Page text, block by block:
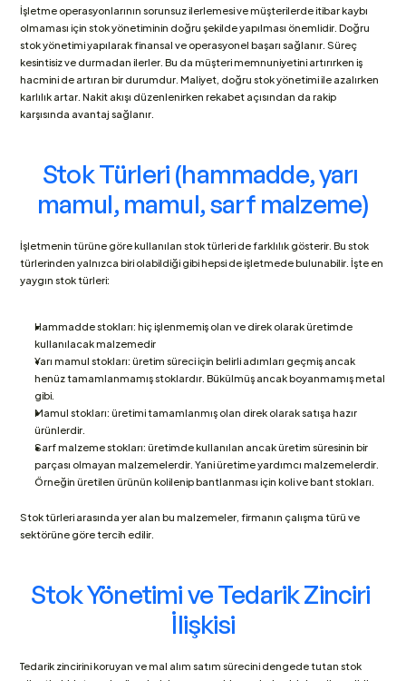
İşletme operasyonlarının sorunsuz ilerlemesi ve müşterilerde itibar kaybı
olmaması için stok yönetiminin doğru şekilde yapılması önemlidir. Doğru
stok yönetimi yapılarak finansal ve operasyonel başarı sağlanır. Süreç
kesintisiz ve durmadan ilerler. Bu da müşteri memnuniyetini artırırken iş
hacmini de artıran bir durumdur. Maliyet, doğru stok yönetimi ile azalırken
karlılık artar. Nakit akışı düzenlenirken rekabet açısından da rakip
karşısında avantaj sağlanır.
Stok Türleri (hammadde, yarı
mamul, mamul, sarf malzeme)
İşletmenin türüne göre kullanılan stok türleri de farklılık gösterir. Bu stok
türlerinden yalnızca biri olabildiği gibi hepsi de işletmede bulunabilir. İşte en
yaygın stok türleri:
Hammadde stokları: hiç işlenmemiş olan ve direk olarak üretimde
kullanılacak malzemedir
Yarı mamul stokları: üretim süreci için belirli adımları geçmiş ancak
henüz tamamlanmamış stoklardır. Bükülmüş ancak boyanmamış metal
gibi.
Mamul stokları: üretimi tamamlanmış olan direk olarak satışa hazır
ürünlerdir.
Sarf malzeme stokları: üretimde kullanılan ancak üretim süresinin bir
parçası olmayan malzemelerdir. Yani üretime yardımcı malzemelerdir.
Örneğin üretilen ürünün kolilenip bantlanması için koli ve bant stokları.
Stok türleri arasında yer alan bu malzemeler, firmanın çalışma türü ve
sektörüne göre tercih edilir.
Stok Yönetimi ve Tedarik Zinciri
İlişkisi
Tedarik zincirini koruyan ve mal alım satım sürecini dengede tutan stok